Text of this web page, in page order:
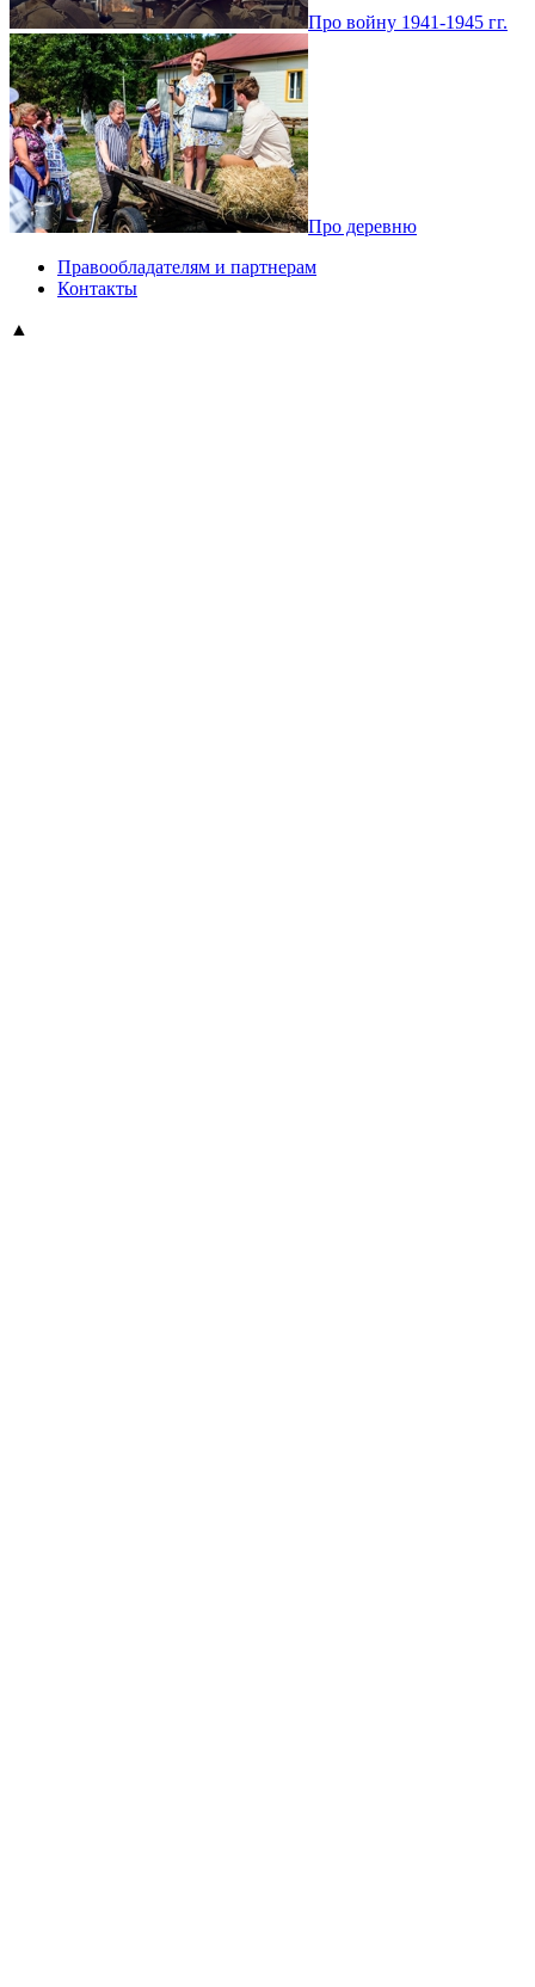
Про войну 1941-1945 гг.
Про деревню
Правообладателям и партнерам
Контакты
▲